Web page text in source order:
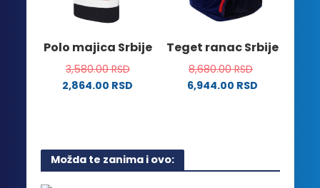
biti
izabrane
stranici
proizvoda.
na
proizvoda.
Polo majica Srbije
3,580.00RSD
2,864.00 RSD
više
varijanti.
Teget ranac Srbije
8,680.00RSD
6,944.00 RSD
Možda te zanima i ovo: